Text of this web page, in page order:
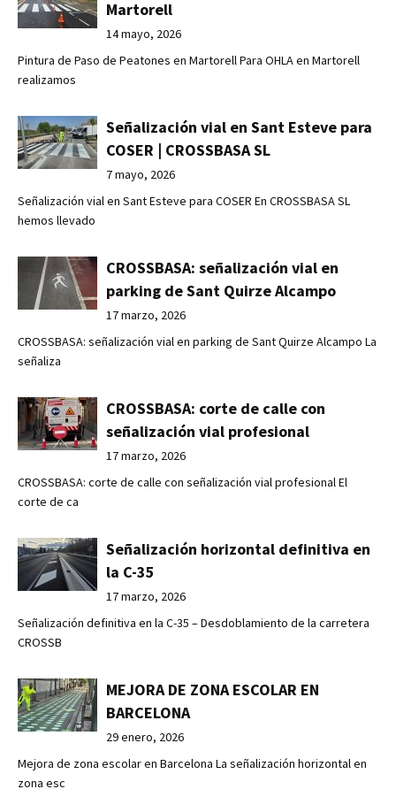
Martorell
14 mayo, 2026
Pintura de Paso de Peatones en Martorell Para OHLA en Martorell
realizamos
Señalización vial en Sant Esteve para
COSER | CROSSBASA SL
7 mayo, 2026
Señalización vial en Sant Esteve para COSER En CROSSBASA SL
hemos llevado
CROSSBASA: señalización vial en
parking de Sant Quirze Alcampo
17 marzo, 2026
CROSSBASA: señalización vial en parking de Sant Quirze Alcampo La
señaliza
CROSSBASA: corte de calle con
señalización vial profesional
17 marzo, 2026
CROSSBASA: corte de calle con señalización vial profesional El
corte de ca
Señalización horizontal definitiva en
la C-35
17 marzo, 2026
Señalización definitiva en la C-35 – Desdoblamiento de la carretera
CROSSB
MEJORA DE ZONA ESCOLAR EN
BARCELONA
29 enero, 2026
Mejora de zona escolar en Barcelona La señalización horizontal en
zona esc